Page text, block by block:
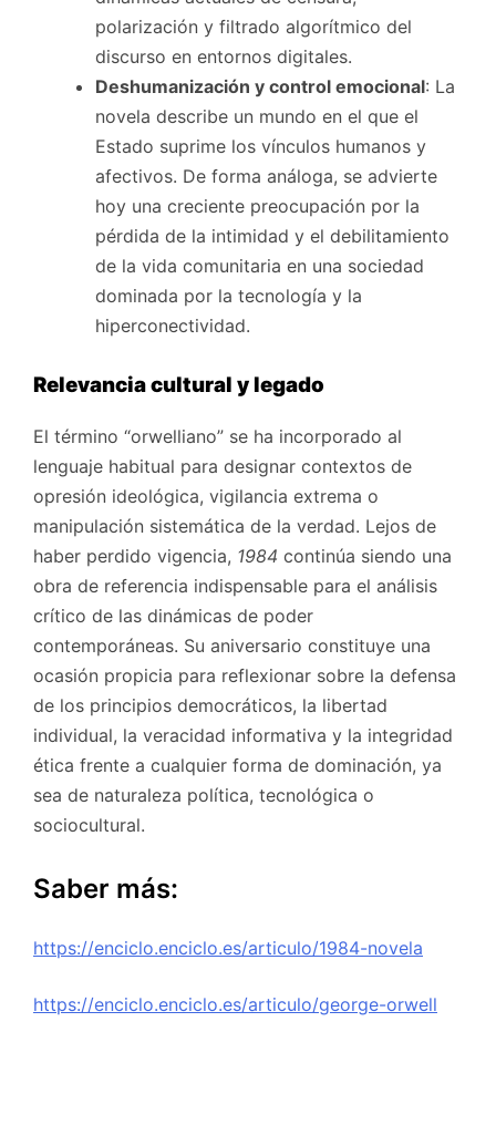
polarización y filtrado algorítmico del
discurso en entornos digitales.
Deshumanización y control emocional: La
novela describe un mundo en el que el
Estado suprime los vínculos humanos y
afectivos. De forma análoga, se advierte
hoy una creciente preocupación por la
pérdida de la intimidad y el debilitamiento
de la vida comunitaria en una sociedad
dominada por la tecnología y la
hiperconectividad.
Relevancia cultural y legado
El término “orwelliano” se ha incorporado al
lenguaje habitual para designar contextos de
opresión ideológica, vigilancia extrema o
manipulación sistemática de la verdad. Lejos de
haber perdido vigencia, 1984 continúa siendo una
obra de referencia indispensable para el análisis
crítico de las dinámicas de poder
contemporáneas. Su aniversario constituye una
ocasión propicia para reflexionar sobre la defensa
de los principios democráticos, la libertad
individual, la veracidad informativa y la integridad
ética frente a cualquier forma de dominación, ya
sea de naturaleza política, tecnológica o
sociocultural.
Saber más:
https://enciclo.enciclo.es/articulo/1984-novela
https://enciclo.enciclo.es/articulo/george-orwell